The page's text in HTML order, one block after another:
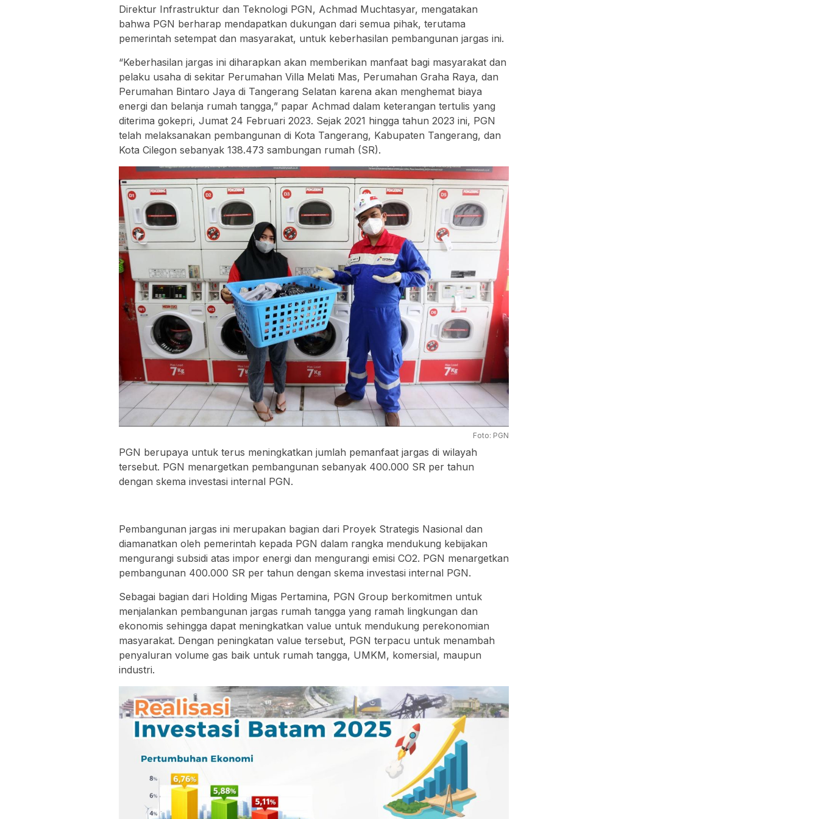
Direktur Infrastruktur dan Teknologi PGN, Achmad Muchtasyar, mengatakan
bahwa PGN berharap mendapatkan dukungan dari semua pihak, terutama
pemerintah setempat dan masyarakat, untuk keberhasilan pembangunan jargas ini.
“Keberhasilan jargas ini diharapkan akan memberikan manfaat bagi masyarakat dan
pelaku usaha di sekitar Perumahan Villa Melati Mas, Perumahan Graha Raya, dan
Perumahan Bintaro Jaya di Tangerang Selatan karena akan menghemat biaya
energi dan belanja rumah tangga,” papar Achmad dalam keterangan tertulis yang
diterima gokepri, Jumat 24 Februari 2023. Sejak 2021 hingga tahun 2023 ini, PGN
telah melaksanakan pembangunan di Kota Tangerang, Kabupaten Tangerang, dan
Kota Cilegon sebanyak 138.473 sambungan rumah (SR).
Foto: PGN
PGN berupaya untuk terus meningkatkan jumlah pemanfaat jargas di wilayah
tersebut. PGN menargetkan pembangunan sebanyak 400.000 SR per tahun
dengan skema investasi internal PGN.
Pembangunan jargas ini merupakan bagian dari Proyek Strategis Nasional dan
diamanatkan oleh pemerintah kepada PGN dalam rangka mendukung kebijakan
mengurangi subsidi atas impor energi dan mengurangi emisi CO2. PGN menargetkan
pembangunan 400.000 SR per tahun dengan skema investasi internal PGN.
Sebagai bagian dari Holding Migas Pertamina, PGN Group berkomitmen untuk
menjalankan pembangunan jargas rumah tangga yang ramah lingkungan dan
ekonomis sehingga dapat meningkatkan value untuk mendukung perekonomian
masyarakat. Dengan peningkatan value tersebut, PGN terpacu untuk menambah
penyaluran volume gas baik untuk rumah tangga, UMKM, komersial, maupun
industri.